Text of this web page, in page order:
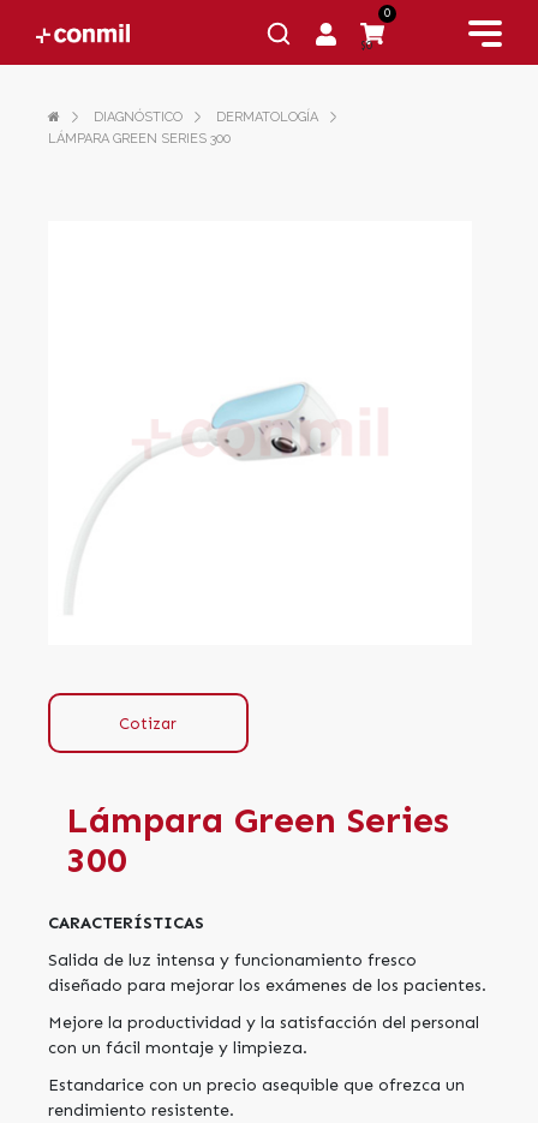
0
$0
DIAGNÓSTICO
DERMATOLOGÍA
LÁMPARA GREEN SERIES 300
Cotizar
Lámpara Green Series
300
CARACTERÍSTICAS
Salida de luz intensa y funcionamiento fresco
diseñado para mejorar los exámenes de los pacientes.
Mejore la productividad y la satisfacción del personal
con un fácil montaje y limpieza.
Estandarice con un precio asequible que ofrezca un
rendimiento resistente.